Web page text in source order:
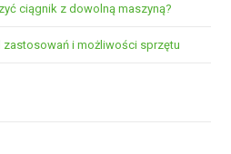
ciągnik z dowolną maszyną?
i możliwości sprzętu